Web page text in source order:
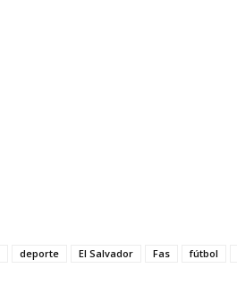
deporte El Salvador Fas fútbol